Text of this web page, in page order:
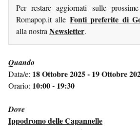
Per restare aggiornati sulle
Romapop.it alle Fonti preferite di
alla nostra Newsletter.
Quando
Data/e: 18 Ottobre 2025 - 19 Ottobre
Orario: 10:00 - 19:30
Dove
Ippodromo delle Capannelle